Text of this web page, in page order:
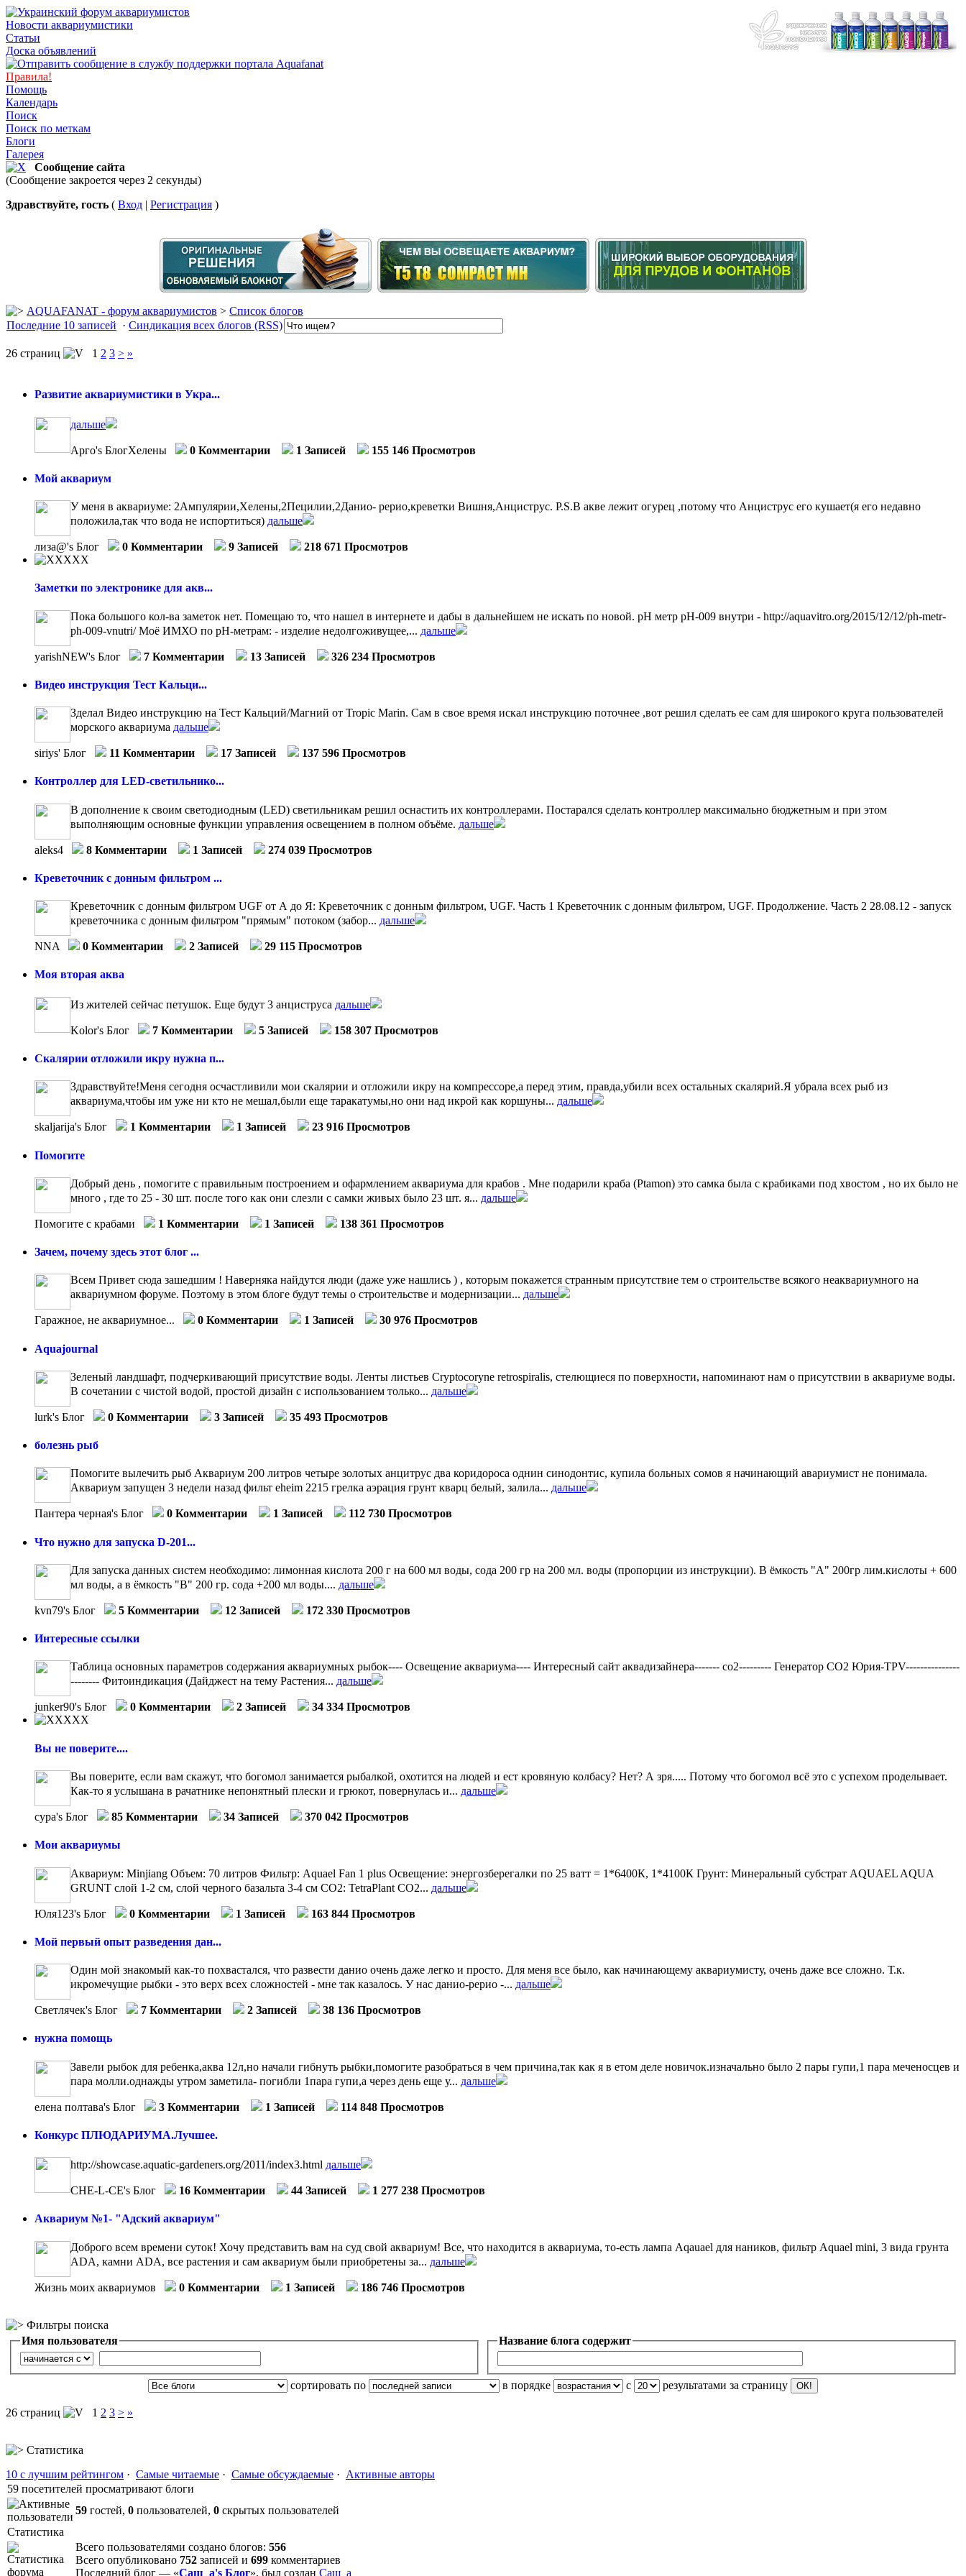
Новости аквариумистики
Статьи
Доска объявлений
Правила!
Помощь
Календарь
Поиск
Поиск по меткам
Блоги
Галерея
Сообщение сайта
(Сообщение закроется через 2 секунды)
Здравствуйте, гость ( Вход | Регистрация )
AQUAFANAT - форум аквариумистов > Список блогов
Последние 10 записей · Синдикация всех блогов (RSS)
26 страниц 1 2 3 > »
Развитие аквариумистики в Укра...
дальше
Арго's БлогХелены 0 Комментарии 1 Записей 155 146 Просмотров
Мой аквариум
У меня в аквариуме: 2Ампулярии,Хелены,2Пецилии,2Данио- рерио,креветки Вишня,Анциструс. P.S.В акве лежит огурец ,потому что Анциструс его кушает(я его недавно
положила,так что вода не испортиться) дальше
лиза@'s Блог 0 Комментарии 9 Записей 218 671 Просмотров
Заметки по электронике для акв...
Пока большого кол-ва заметок нет. Помещаю то, что нашел в интернете и дабы в дальнейшем не искать по новой. pH метр pH-009 внутри - http://aquavitro.org/2015/12/12/ph-metr-
ph-009-vnutri/ Моё ИМХО по рН-метрам: - изделие недолгоживущее,... дальше
yarishNEW's Блог 7 Комментарии 13 Записей 326 234 Просмотров
Видео инструкция Тест Кальци...
Зделал Видео инструкцию на Тест Кальций/Магний от Tropic Marin. Сам в свое время искал инструкцию поточнее ,вот решил сделать ее сам для широкого круга пользователей
морского аквариума дальше
siriys' Блог 11 Комментарии 17 Записей 137 596 Просмотров
Контроллер для LED-светильнико...
В дополнение к своим светодиодным (LED) светильникам решил оснастить их контроллерами. Постарался сделать контроллер максимально бюджетным и при этом
выполняющим основные функции управления освещением в полном объёме. дальше
aleks4 8 Комментарии 1 Записей 274 039 Просмотров
Креветочник с донным фильтром ...
Креветочник с донным фильтром UGF от А до Я: Креветочник с донным фильтром, UGF. Часть 1 Креветочник с донным фильтром, UGF. Продолжение. Часть 2 28.08.12 - запуск
креветочника с донным фильтром "прямым" потоком (забор... дальше
NNA 0 Комментарии 2 Записей 29 115 Просмотров
Моя вторая аква
Из жителей сейчас петушок. Еще будут 3 анциструса дальше
Kolor's Блог 7 Комментарии 5 Записей 158 307 Просмотров
Скалярии отложили икру нужна п...
Здравствуйте!Меня сегодня осчастливили мои скалярии и отложили икру на компрессоре,а перед этим, правда,убили всех остальных скалярий.Я убрала всех рыб из
аквариума,чтобы им уже ни кто не мешал,были еще таракатумы,но они над икрой как коршуны... дальше
skaljarija's Блог 1 Комментарии 1 Записей 23 916 Просмотров
Помогите
Добрый день , помогите с правильным построением и офармлением аквариума для крабов . Мне подарили краба (Ptamon) это самка была с крабиками под хвостом , но их было не
много , где то 25 - 30 шт. после того как они слезли с самки живых было 23 шт. я... дальше
Помогите с крабами 1 Комментарии 1 Записей 138 361 Просмотров
Зачем, почему здесь этот блог ...
Всем Привет сюда зашедшим ! Наверняка найдутся люди (даже уже нашлись ) , которым покажется странным присутствие тем о строительстве всякого неаквариумного на
аквариумном форуме. Поэтому в этом блоге будут темы о строительстве и модернизации... дальше
Гаражное, не аквариумное... 0 Комментарии 1 Записей 30 976 Просмотров
Aquajournal
Зеленый ландшафт, подчеркивающий присутствие воды. Ленты листьев Cryptocoryne retrospiralis, стелющиеся по поверхности, напоминают нам о присутствии в аквариуме воды.
В сочетании с чистой водой, простой дизайн с использованием только... дальше
lurk's Блог 0 Комментарии 3 Записей 35 493 Просмотров
болезнь рыб
Помогите вылечить рыб Аквариум 200 литров четыре золотых анцитрус два коридороса однин синодонтис, купила больных сомов я начинающий авариумист не понимала.
Аквариум запущен 3 недели назад фильт eheim 2215 грелка аэрация грунт кварц белый, залила... дальше
Пантера черная's Блог 0 Комментарии 1 Записей 112 730 Просмотров
Что нужно для запуска D-201...
Для запуска данных систем необходимо: лимонная кислота 200 г на 600 мл воды, сода 200 гр на 200 мл. воды (пропорции из инструкции). В ёмкость "A" 200гр лим.кислоты + 600
мл воды, а в ёмкость "B" 200 гр. сода +200 мл воды.... дальше
kvn79's Блог 5 Комментарии 12 Записей 172 330 Просмотров
Интересные ссылки
Таблица основных параметров содержания аквариумных рыбок---- Освещение аквариума---- Интересный сайт аквадизайнера------- со2--------- Генератор СО2 Юрия-TPV---------------
-------- Фитоиндикация (Дайджест на тему Растения... дальше
junker90's Блог 0 Комментарии 2 Записей 34 334 Просмотров
Вы не поверите....
Вы поверите, если вам скажут, что богомол занимается рыбалкой, охотится на людей и ест кровяную колбасу? Нет? А зря..... Потому что богомол всё это с успехом проделывает.
Как-то я услышана в рачатнике непонятный плески и грюкот, повернулась и... дальше
сура's Блог 85 Комментарии 34 Записей 370 042 Просмотров
Мои аквариумы
Аквариум: Minjiang Объем: 70 литров Фильтр: Aquael Fan 1 plus Освещение: энергозберегалки по 25 ватт = 1*6400К, 1*4100К Грунт: Минеральный субстрат AQUAEL AQUA
GRUNT слой 1-2 см, слой черного базальта 3-4 см СО2: TetraPlant СО2... дальше
Юля123's Блог 0 Комментарии 1 Записей 163 844 Просмотров
Мой первый опыт разведения дан...
Один мой знакомый как-то похвастался, что развести данио очень даже легко и просто. Для меня все было, как начинающему аквариумисту, очень даже все сложно. Т.к.
икромечущие рыбки - это верх всех сложностей - мне так казалось. У нас данио-рерио -... дальше
Светлячек's Блог 7 Комментарии 2 Записей 38 136 Просмотров
нужна помощь
Завели рыбок для ребенка,аква 12л,но начали гибнуть рыбки,помогите разобраться в чем причина,так как я в етом деле новичок.изначально было 2 пары гупи,1 пара меченосцев и
пара молли.однажды утром заметила- погибли 1пара гупи,а через день еще у... дальше
елена полтава's Блог 3 Комментарии 1 Записей 114 848 Просмотров
Конкурс ПЛЮДАРИУМА.Лучшее.
http://showcase.aquatic-gardeners.org/2011/index3.html дальше
CHE-L-CE's Блог 16 Комментарии 44 Записей 1 277 238 Просмотров
Аквариум №1- "Адский аквариум"
Доброго всем времени суток! Хочу представить вам на суд свой аквариум! Все, что находится в аквариума, то-есть лампа Aqauael для наников, фильтр Aquael mini, 3 вида грунта
ADA, камни ADA, все растения и сам аквариум были приобретены за... дальше
Жизнь моих аквариумов 0 Комментарии 1 Записей 186 746 Просмотров
Фильтры поиска
Имя пользователя
Название блога содержит
сортировать по в порядке с результатами за страницу
26 страниц 1 2 3 > »
Статистика
10 с лучшим рейтингом · Самые читаемые · Самые обсуждаемые · Активные авторы
59 посетителей просматривают блоги
59 гостей, 0 пользователей, 0 скрытых пользователей
Статистика
Всего пользователями создано блогов: 556
Всего опубликовано 752 записей и 699 комментариев
Последний блог — «Саш_а's Блог», был создан Саш_а